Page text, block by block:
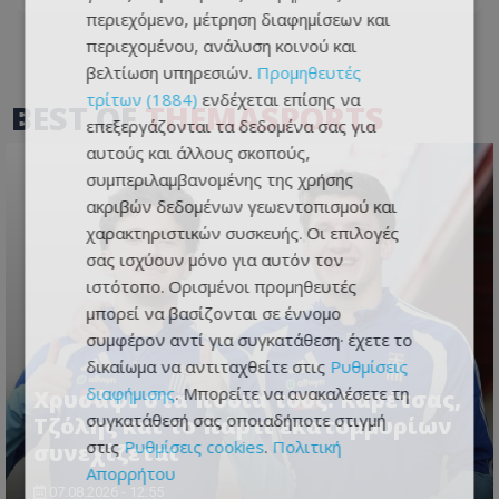
BEST OFTHEMASPORTS
Χρυσάφι στα πόδια τους: Καρέτσας,
Τζόλης και το πάρτι εκατομμυρίων
συνεχίζεται
περιεχόμενο, μέτρηση διαφημίσεων και
περιεχομένου, ανάλυση κοινού και
βελτίωση υπηρεσιών. Προμηθευτές
τρίτων (1884) ενδέχεται επίσης να
επεξεργάζονται τα δεδομένα σας για
αυτούς και άλλους σκοπούς,
συμπεριλαμβανομένης της χρήσης
ακριβών δεδομένων γεωεντοπισμού και
χαρακτηριστικών συσκευής. Οι επιλογές
σας ισχύουν μόνο για αυτόν τον
ιστότοπο. Ορισμένοι προμηθευτές
μπορεί να βασίζονται σε έννομο
συμφέρον αντί για συγκατάθεση· έχετε το
δικαίωμα να αντιταχθείτε στις Ρυθμίσεις
διαφήμισης. Μπορείτε να ανακαλέσετε τη
συγκατάθεσή σας οποιαδήποτε στιγμή
στιςΡυθμίσεις cookies. Πολιτική
Απορρήτου